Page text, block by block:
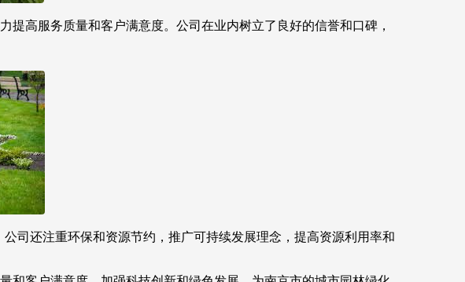
提高服务质量和客户满意度。公司在业内树立了良好的信誉和口碑，
司还注重环保和资源节约，推广可持续发展理念，提高资源利用率和